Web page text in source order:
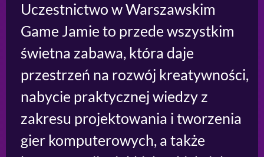
Uczestnictwo w Warszawskim
Game Jamie to przede wszystkim
świetna zabawa, która daje
przestrzeń na rozwój kreatywności,
nabycie praktycznej wiedzy z
zakresu projektowania i tworzenia
gier komputerowych, a także